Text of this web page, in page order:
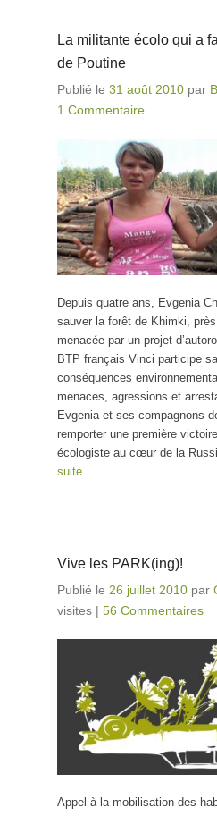
La militante écolo qui a
de Poutine
Publié le 31 août 2010 par
1 Commentaire
Depuis quatre ans, Evgenia
sauver la forêt de Khimki,
menacée par un projet
BTP français Vinci participe
conséquences
menaces, agressions et
Evgenia et ses compagnons
remporter une première
écologiste au cœur de la
suite…
Vive les PARK(ing)!
Publié le 26 juillet 2010 par
visites | 56 Commentaires
Appel à la mobilisation des